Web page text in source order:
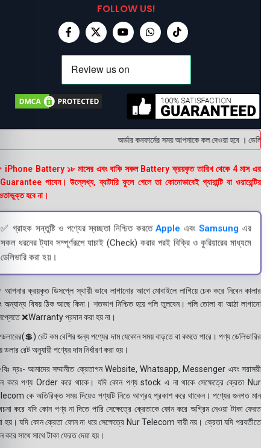
FOLLOW US!
অর্ডার কনফার্মের সময় আপনাকে কল দেওয়া হবে ।
Battery ১৮ মাসের এবং বাকি সকল Battery ক্রয়কৃত তারিখ থেকে 4 মাস এর
পাবেন। উল্লেখ্য, ব্যাটারি ফুলে গেলে তা কোনোভাবেই গ্যারান্টি বা ওয়ারেন্টির
হবে না।
✅ গ্রাহক সন্তুষ্টি ও পণ্যের স্বচ্ছতা নিশ্চিত করতে Apple এবং Samsung এর
সকল ধরনের ট্যাব সম্পূর্ণরূপে যাচাই (Check) করার পরই বিক্রি ও কুরিয়ারের মাধ্যমে
ডেলিভারি করা হয়।
ক্রয়কৃত ডিসপ্লে স্থায়ী ভাবে লাগানোর আগে মোবাইলে লাগিয়ে চেক করে নিবেন কালার
অন্যান্য বিষয় ঠিক আছে কিনা। শতভাগ নিশ্চিত হয়ে পলি তুলবেন। পলি তোলা বা আঠা লাগানো
❌Warranty প্রদান করা হয় না।
রেট কম বেশির জন্য পণ্যের দাম যেকোন সময় বাড়তে বা কমতে পারে। পণ্য ডেলিভারির
ডলার রেট অনুযায়ী পণ্যের দাম নির্ধারণ করা হয়।
দ্রঃ- আমাদের সম্মানীত ক্রেতাগন Website, Whatsapp, Messenger এবং সরাসরী
করে পণ্য Order করে থাকে। যদি কোন পণ্য stock এ না থাকে সেক্ষেত্রে ক্রেতা Nur
কে অতিরিক্ত সময় দিয়েও পণ্যটি নিতে আগ্রহ প্রকাশ করে থাকেন। পণ্যের গুনগত মান
করে যদি কোন পণ্য না দিতে পারি সেক্ষেত্রে ক্রেতাকে ফোন করে অগ্রিম নেওয়া টাকা ফেরত
হয়। যদি কোন ক্রেতা ফোন না ধরে সেক্ষেত্রে Nur Telecom দায়ী নয়। ক্রেতা যদি পরবর্তীতে
করে সাথে সাথে টাকা ফেরত দেয়া হয়।